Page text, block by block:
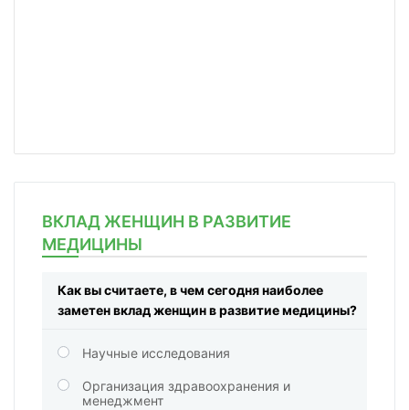
ВКЛАД ЖЕНЩИН В РАЗВИТИЕ
МЕДИЦИНЫ
Как вы считаете, в чем сегодня наиболее
заметен вклад женщин в развитие медицины?
Научные исследования
Организация здравоохранения и
менеджмент